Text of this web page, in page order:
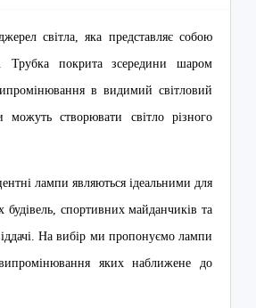
світла, яка представляє собою
Трубка покрита зсередини шаром
в видимий світловий
створювати світло різного
лампи являються ідеальними для
спортивних майданчиків та
На вибір ми пропонуємо лампи
яких наближене до